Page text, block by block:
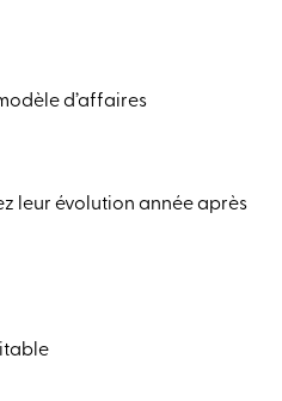
d’affaires
leur évolution année après